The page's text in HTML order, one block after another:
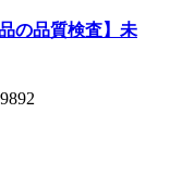
の品質検査】未